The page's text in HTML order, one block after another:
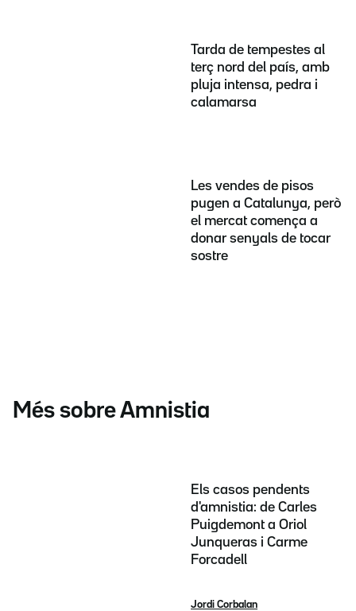
Tarda de tempestes al
terç nord del país, amb
pluja intensa, pedra i
calamarsa
Les vendes de pisos
pugen a Catalunya, però
el mercat comença a
donar senyals de tocar
sostre
Més sobre Amnistia
Els casos pendents
d'amnistia: de Carles
Puigdemont a Oriol
Junqueras i Carme
Forcadell
Jordi Corbalan